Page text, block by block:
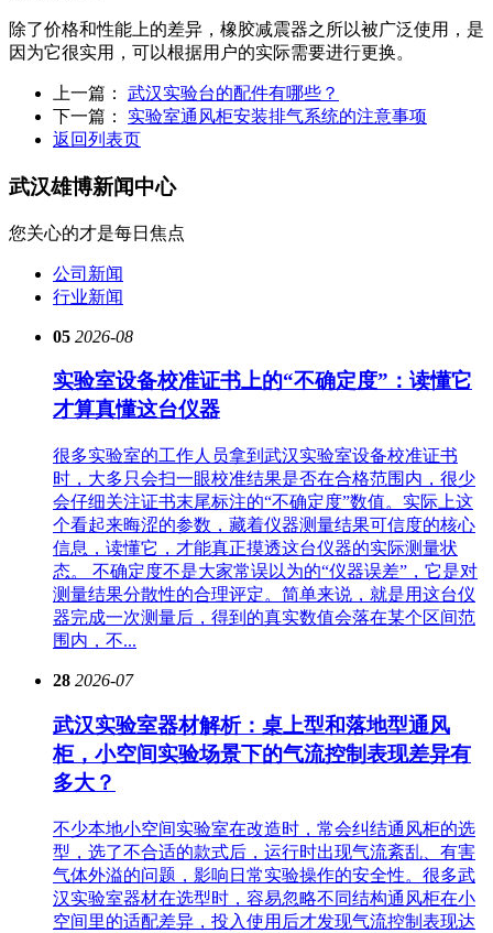
除了价格和性能上的差异，橡胶减震器之所以被广泛使用，是
因为它很实用，可以根据用户的实际需要进行更换。
上一篇： 武汉实验台的配件有哪些？
下一篇： 实验室通风柜安装排气系统的注意事项
返回列表页
武汉雄博新闻中心
您关心的才是每日焦点
公司新闻
行业新闻
05 2026-08
实验室设备校准证书上的“不确定度”：读懂它
才算真懂这台仪器
很多实验室的工作人员拿到武汉实验室设备校准证书
时，大多只会扫一眼校准结果是否在合格范围内，很少
会仔细关注证书末尾标注的“不确定度”数值。实际上这
个看起来晦涩的参数，藏着仪器测量结果可信度的核心
信息，读懂它，才能真正摸透这台仪器的实际测量状
态。 不确定度不是大家常误以为的“仪器误差”，它是对
测量结果分散性的合理评定。简单来说，就是用这台仪
器完成一次测量后，得到的真实数值会落在某个区间范
围内，不...
28 2026-07
武汉实验室器材解析：桌上型和落地型通风
柜，小空间实验场景下的气流控制表现差异有
多大？
不少本地小空间实验室在改造时，常会纠结通风柜的选
型，选了不合适的款式后，运行时出现气流紊乱、有害
气体外溢的问题，影响日常实验操作的安全性。很多武
汉实验室器材在选型时，容易忽略不同结构通风柜在小
空间里的适配差异，投入使用后才发现气流控制表现达